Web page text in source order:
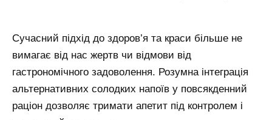
Сучасний підхід до здоров’я та краси більше не
вимагає від нас жертв чи відмови від
гастрономічного задоволення. Розумна інтеграція
альтернативних солодких напоїв у повсякденний
раціон дозволяє тримати апетит під контролем і